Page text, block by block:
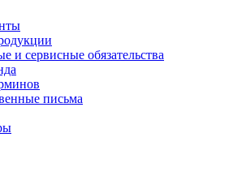
и сервисные обязательства
письма